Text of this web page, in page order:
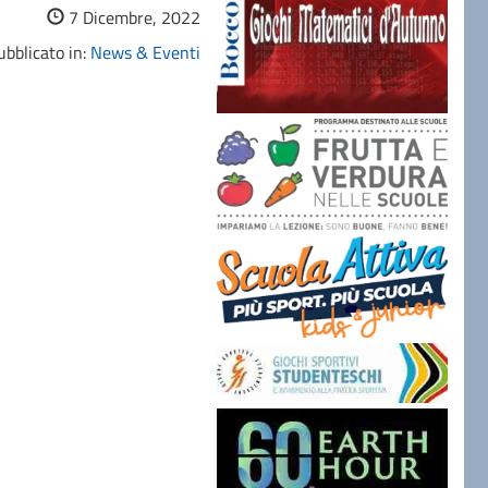
7 Dicembre, 2022
in: News & Eventi